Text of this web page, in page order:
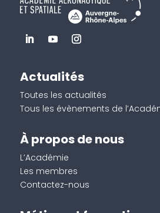
Actualités
Toutes les actualités
Tous les évènements de
À propos de nous
L’Académie
Les membres
Contactez-nous